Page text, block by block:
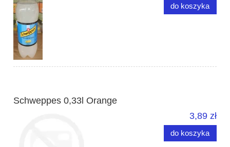
do koszyka
Schweppes 0,33l Orange
3,89 zł
do koszyka